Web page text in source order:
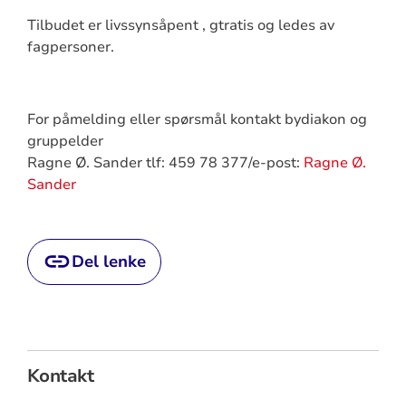
Tilbudet er livssynsåpent , gtratis og ledes av
fagpersoner.
For påmelding eller spørsmål kontakt bydiakon og
gruppelder
Ragne Ø. Sander tlf: 459 78 377/e-post: Ragne Ø.
Sander
Del lenke
Kontakt